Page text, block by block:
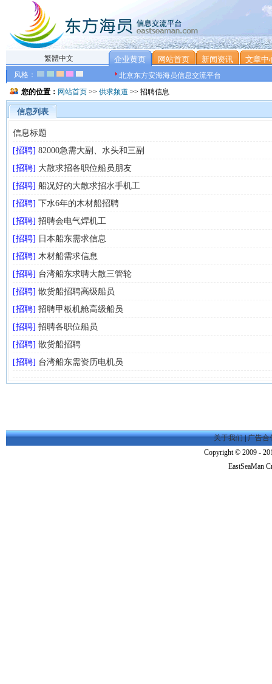
繁體中文
风格：
企业黄页 网站首页 新闻资讯 文章中
北京东方安海海员信息交流平台
您的位置： 网站首页 >> 供求频道 >> 招聘信息
信息列表
信息标题
[招聘] 82000急需大副、水头和三副
[招聘] 大散求招各职位船员朋友
[招聘] 船况好的大散求招水手机工
[招聘] 下水6年的木材船招聘
[招聘] 招聘会电气焊机工
[招聘] 日本船东需求信息
[招聘] 木材船需求信息
[招聘] 台湾船东求聘大散三管轮
[招聘] 散货船招聘高级船员
[招聘] 招聘甲板机舱高级船员
[招聘] 招聘各职位船员
[招聘] 散货船招聘
[招聘] 台湾船东需资历电机员
关于我们|广告合
Copyright © 2009 -
EastSeaMan